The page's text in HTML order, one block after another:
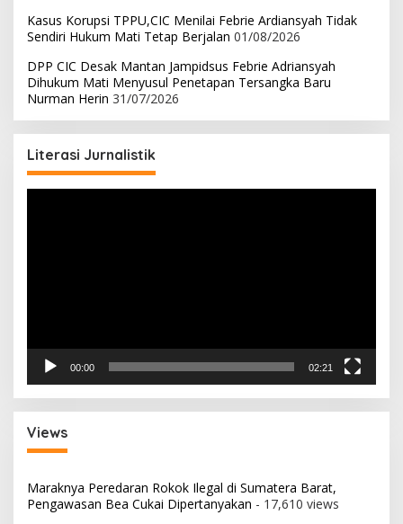
Kasus Korupsi TPPU,CIC Menilai Febrie Ardiansyah Tidak
Sendiri Hukum Mati Tetap Berjalan 01/08/2026
DPP CIC Desak Mantan Jampidsus Febrie Adriansyah
Dihukum Mati Menyusul Penetapan Tersangka Baru
Nurman Herin 31/07/2026
Literasi Jurnalistik
00:00 02:21
Views
Maraknya Peredaran Rokok Ilegal di Sumatera Barat,
Pengawasan Bea Cukai Dipertanyakan - 17,610 views